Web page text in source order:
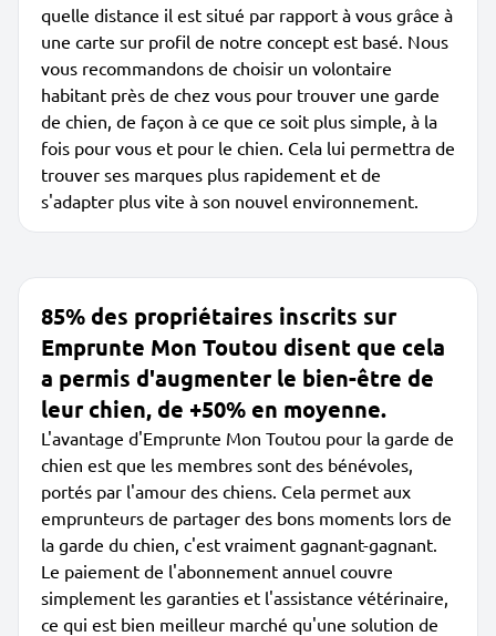
quelle distance il est situé par rapport à vous grâce à
une carte sur profil de notre concept est basé. Nous
vous recommandons de choisir un volontaire
habitant près de chez vous pour trouver une garde
de chien, de façon à ce que ce soit plus simple, à la
fois pour vous et pour le chien. Cela lui permettra de
trouver ses marques plus rapidement et de
s'adapter plus vite à son nouvel environnement.
85% des propriétaires inscrits sur
Emprunte Mon Toutou disent que cela
a permis d'augmenter le bien-être de
leur chien, de +50% en moyenne.
L'avantage d'Emprunte Mon Toutou pour la garde de
chien est que les membres sont des bénévoles,
portés par l'amour des chiens. Cela permet aux
emprunteurs de partager des bons moments lors de
la garde du chien, c'est vraiment gagnant-gagnant.
Le paiement de l'abonnement annuel couvre
simplement les garanties et l'assistance vétérinaire,
ce qui est bien meilleur marché qu'une solution de